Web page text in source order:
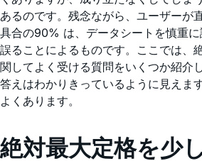
あるのです。残念ながら、ユーザーが
具合の90% は、データシートを慎重
誤ることによるものです。ここでは、
関してよく受ける質問をいくつか紹介
答えはわかりきっているように見えま
よくあります。
絶対最大定格を少